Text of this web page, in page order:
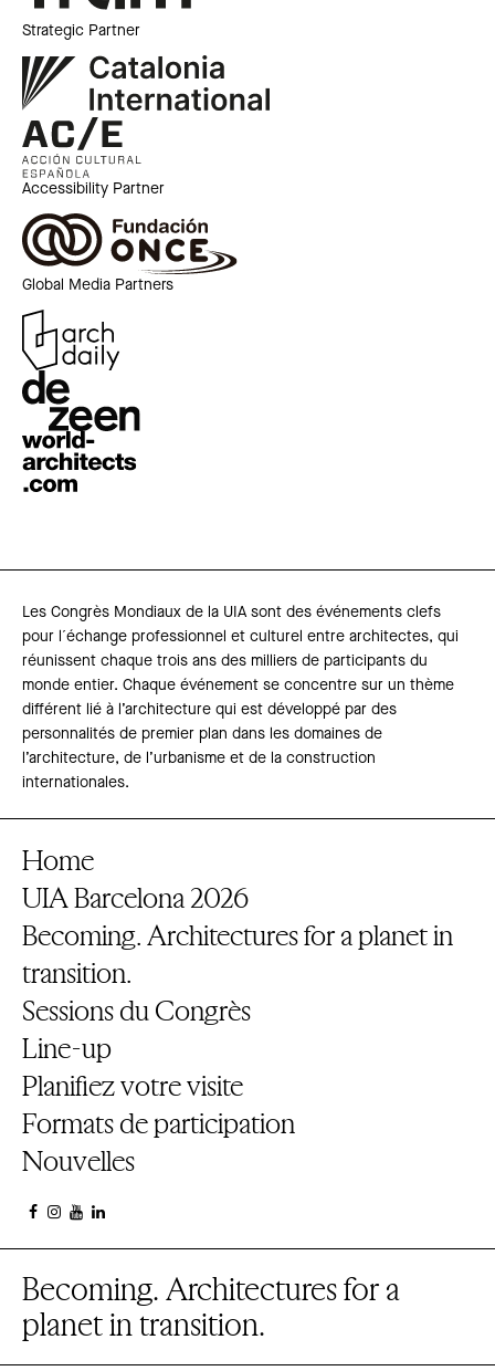
Strategic Partner
Accessibility Partner
Global Media Partners
Les Congrès Mondiaux de la UIA sont des événements clefs
pour l´échange professionnel et culturel entre architectes, qui
réunissent chaque trois ans des milliers de participants du
monde entier. Chaque événement se concentre sur un thème
différent lié à l’architecture qui est développé par des
personnalités de premier plan dans les domaines de
l’architecture, de l’urbanisme et de la construction
internationales.
Home
UIA Barcelona 2026
Becoming. Architectures for a planet in
transition.
Sessions du Congrès
Line-up
Planifiez votre visite
Formats de participation
Nouvelles
Becoming. Architectures for a
planet in transition.